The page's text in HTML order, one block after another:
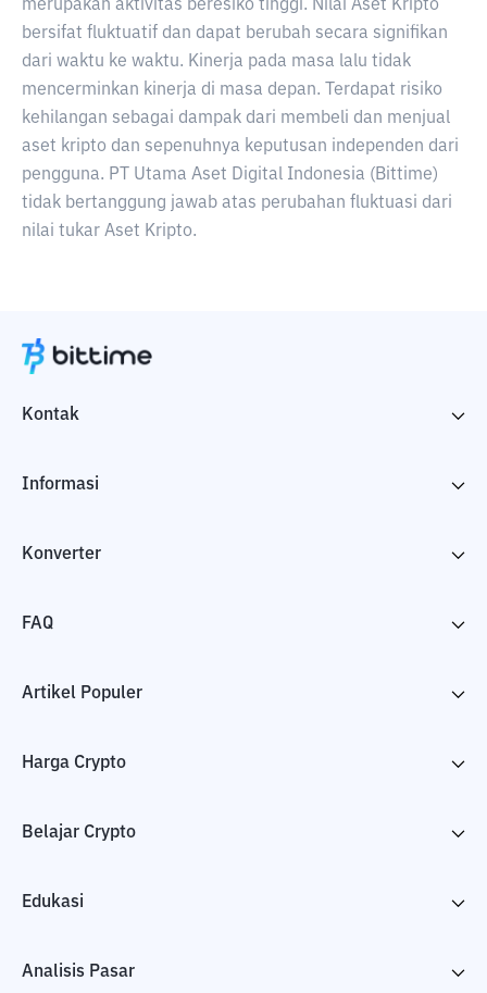
merupakan aktivitas beresiko tinggi. Nilai Aset Kripto
bersifat fluktuatif dan dapat berubah secara signifikan
dari waktu ke waktu. Kinerja pada masa lalu tidak
mencerminkan kinerja di masa depan. Terdapat risiko
kehilangan sebagai dampak dari membeli dan menjual
aset kripto dan sepenuhnya keputusan independen dari
pengguna. PT Utama Aset Digital Indonesia (Bittime)
tidak bertanggung jawab atas perubahan fluktuasi dari
nilai tukar Aset Kripto.
Kontak
Informasi
Konverter
FAQ
Artikel Populer
Harga Crypto
Belajar Crypto
Edukasi
Analisis Pasar